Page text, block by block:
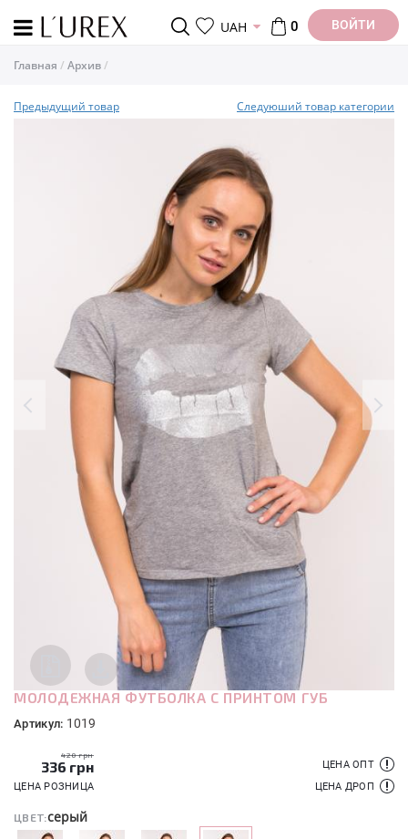
UAH 0 ВОЙТИ
Главная Архив
Предыдущий товар Следуюший товар категории
МОЛОДЕЖНАЯ ФУТБОЛКА С ПРИНТОМ ГУБ
Артикул: 1019
420 грн
336 грн
ЦЕНА РОЗНИЦА
ЦЕНА ОПТ
ЦЕНА ДРОП
ЦВЕТ:серый